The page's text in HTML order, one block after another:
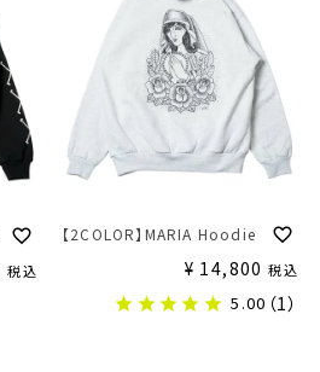
税込
【2COLOR】MARIA Hoodie
¥ 14,800 税込
5.00 （1）